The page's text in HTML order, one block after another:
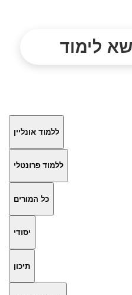
ללמוד אונליין
ללמוד פרונטלי
כל המורים
יסודי
תיכון